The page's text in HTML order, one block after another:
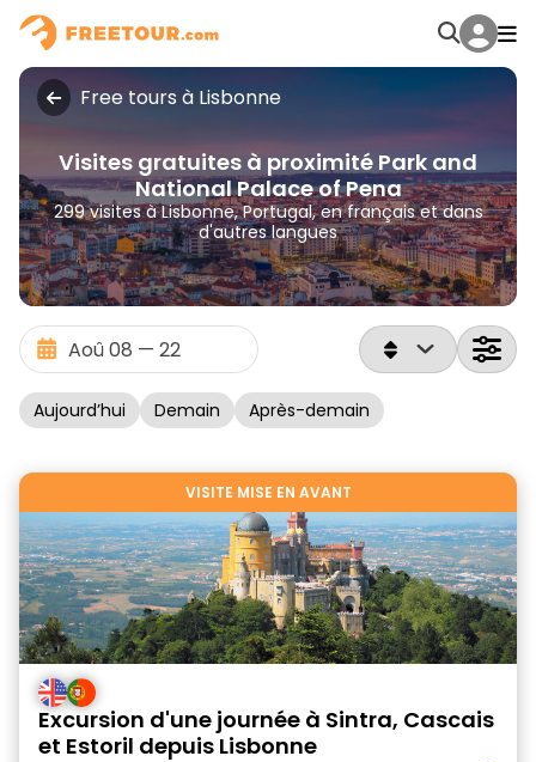
Free tours à Lisbonne
Visites gratuites à proximité Park and
National Palace of Pena
299 visites à Lisbonne, Portugal, en français et dans
d'autres langues
Aujourd’hui Demain Après-demain
VISITE MISE EN AVANT
Excursion d'une journée à Sintra, Cascais
et Estoril depuis Lisbonne